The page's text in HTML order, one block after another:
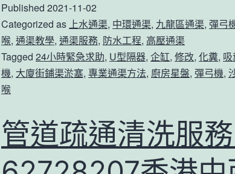
池
下
水
道
疏
Published 2021-11-02
Categorized as 上水通渠, 中環通渠, 九龍區通渠, 彈弓
喉, 通渠教學, 通渠服務, 防水工程, 高壓通渠
Tagged 24小時緊急求助, U型隔器, 企缸, 修改, 化糞,
機, 大廈街鋪渠淤塞, 專業通渠方法, 廚房星盤, 彈弓機,
喉
管道疏通清洗服